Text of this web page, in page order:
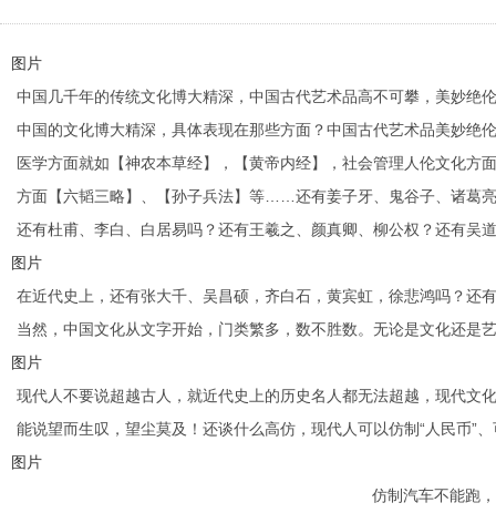
图片
中国几千年的传统文化博大精深，中国古代艺术品高不可攀，美妙绝
中国的文化博大精深，具体表现在那些方面？中国古代艺术品美妙绝
医学方面就如【神农本草经】，【黄帝内经】，社会管理人伦文化
方面【六韬三略】、【孙子兵法】等……还有姜子牙、鬼谷子、诸葛
还有杜甫、李白、白居易吗？还有王羲之、颜真卿、柳公权？还有吴
图片
在近代史上，还有张大千、吴昌硕，齐白石，黄宾虹，徐悲鸿吗？还
当然，中国文化从文字开始，门类繁多，数不胜数。无论是文化还是
图片
现代人不要说超越古人，就近代史上的历史名人都无法超越，现代文
能说望而生叹，望尘莫及！还谈什么高仿，现代人可以仿制“人民币”
图片
仿制汽车不能跑